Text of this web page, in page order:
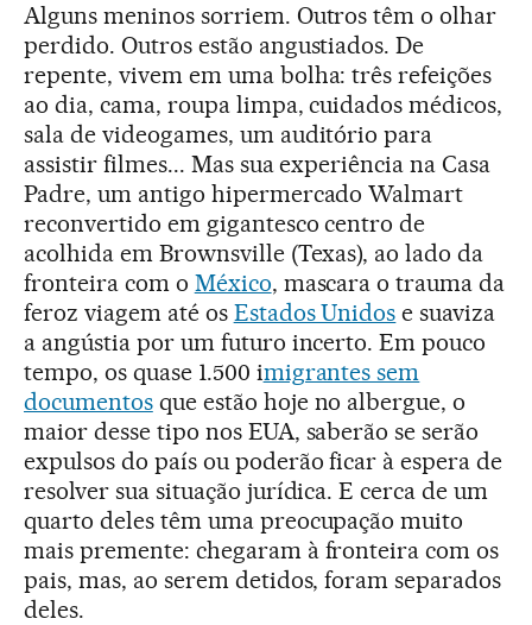
Alguns meninos sorriem. Outros têm o olhar
perdido. Outros estão angustiados. De
repente, vivem em uma bolha: três refeições
ao dia, cama, roupa limpa, cuidados médicos,
sala de videogames, um auditório para
assistir filmes... Mas sua experiência na Casa
Padre, um antigo hipermercado Walmart
reconvertido em gigantesco centro de
acolhida em Brownsville (Texas), ao lado da
fronteira com o México, mascara o trauma da
feroz viagem até os Estados Unidos e suaviza
a angústia por um futuro incerto. Em pouco
tempo, os quase 1.500 imigrantes sem
documentosque estão hoje no albergue, o
maior desse tipo nos EUA, saberão se serão
expulsos do país ou poderão ficar à espera de
resolver sua situação jurídica. E cerca de um
quarto deles têm uma preocupação muito
mais premente: chegaram à fronteira com os
pais, mas, ao serem detidos, foram separados
deles.